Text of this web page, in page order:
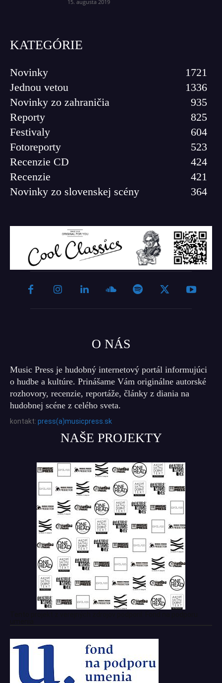
15. augusta 2019
KATEGÓRIE
Novinky
1721
Jednou vetou
1336
Novinky zo zahraničia
935
Reporty
825
Festivaly
604
Fotoreporty
523
Recenzie CD
424
Recenzie
421
Novinky zo slovenskej scény
364
O NÁS
Music Press je hudobný internetový portál informujúci
o hudbe a kultúre. Prinášame Vám originálne autorské
rozhovory, recenzie, reportáže, články z diania na
hudobnej scéne z celého sveta.
kontakt: press(a)musicpress.sk
NAŠE PROJEKTY